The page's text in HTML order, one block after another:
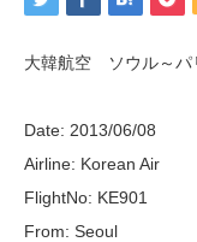
大韓航空 ソウル～パ
Date: 2013/06/08
Airline: Korean Air
FlightNo: KE901
From: Seoul